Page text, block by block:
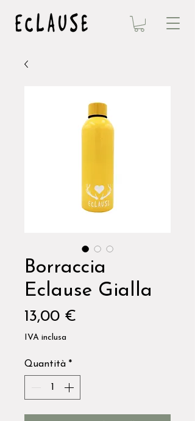
Borraccia
Eclause Gialla
13,00 €
IVA inclusa
Quantità *